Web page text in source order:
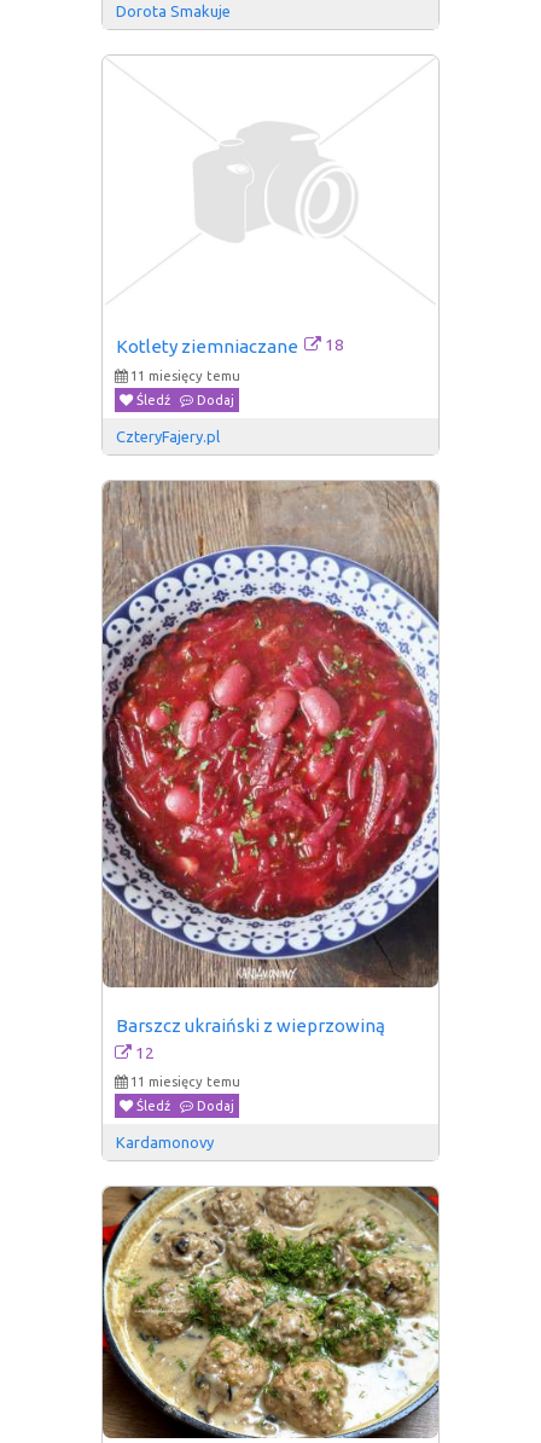
Dorota Smakuje
Kotlety ziemniaczane 18
11 miesięcy temu
Śledź
Dodaj
CzteryFajery.pl
Barszcz ukraiński z wieprzowiną
12
11 miesięcy temu
Śledź
Dodaj
Kardamonovy